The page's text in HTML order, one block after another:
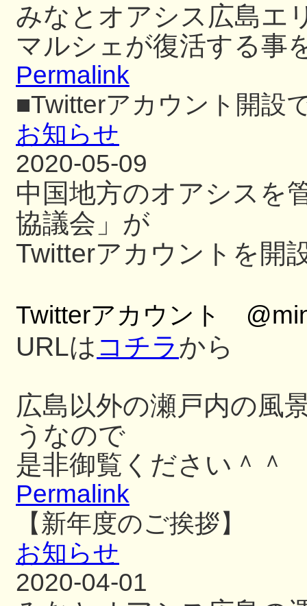
みなとオアシス広島エ
マルシェが復活する事
Permalink
■Twitterアカウント開設
お知らせ
2020-05-09
中国地方のオアシスを
協議会」が
Twitterアカウントを開
Twitterアカウント
URLは コチラから
広島以外の瀬戸内の風
うなので
是非御覧ください＾＾
Permalink
【新年度のご挨拶】
お知らせ
2020-04-01